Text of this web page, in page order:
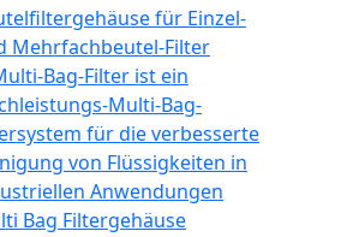
für Einzel-
Mehrfachbeutel-Filter
Bag Filtergehäuse